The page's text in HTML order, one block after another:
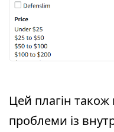
Цей плагін також
проблеми із